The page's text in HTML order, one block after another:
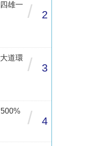
雄一
/ 2
道環
/ 3
/ 4